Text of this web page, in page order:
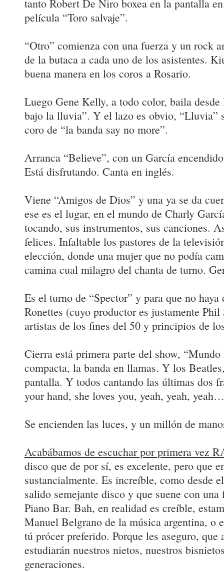
tanto Robert De Niro boxea en la pantalla
película “Toro salvaje”.
“Otro” comienza con una fuerza y un rock
de la butaca a cada uno de los asistentes.
buena manera en los coros a Rosario.
Luego Gene Kelly, a todo color, baila
bajo la lluvia”. Y el lazo es obvio, “Lluvia”
coro de “la banda say no more”.
Arranca “Believe”, con un García
Está disfrutando. Canta en inglés.
Viene “Amigos de Dios” y una ya se da
ese es el lugar, en el mundo de Charly
tocando, sus instrumentos, sus canciones.
felices. Infaltable los pastores de la
elección, donde una mujer que no podía
camina cual milagro del chanta de turno.
Es el turno de “Spector” y para que no haya
Ronettes (cuyo productor es justamente
artistas de los fines del 50 y principios de
Cierra está primera parte del show,
compacta, la banda en llamas. Y los
pantalla. Y todos cantando las últimas dos
your hand, she loves you, yeah, yeah, yeah…
Se encienden las luces, y un millón de
Acabábamos de escuchar por primera vez
disco que de por sí, es excelente, pero que
sustancialmente. Es increíble, como desde
salido semejante disco y que suene con
Piano Bar. Bah, en realidad es creíble,
Manuel Belgrano de la música argentina, o
tú prócer preferido. Porque les aseguro, que
estudiarán nuestros nietos, nuestros
generaciones.